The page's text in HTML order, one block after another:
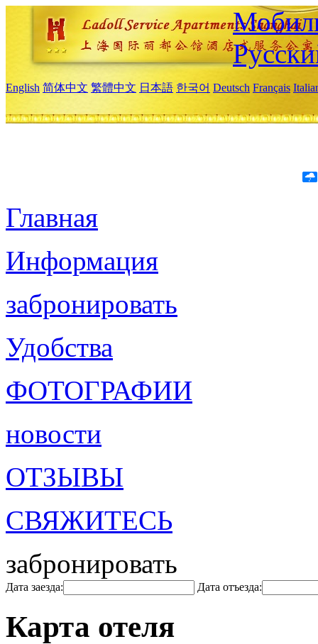
English 简体中文 繁體中文 日本語 한국어 Deutsch Français
Главная
Информация
забронировать
Удобства
ФОТОГРАФИИ
новости
ОТЗЫВЫ
СВЯЖИТЕСЬ
забронировать
Дата заезда: Дата отъезда:
Карта отеля